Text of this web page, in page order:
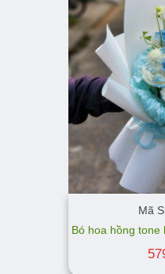
Mã
Bó hoa hồng tone